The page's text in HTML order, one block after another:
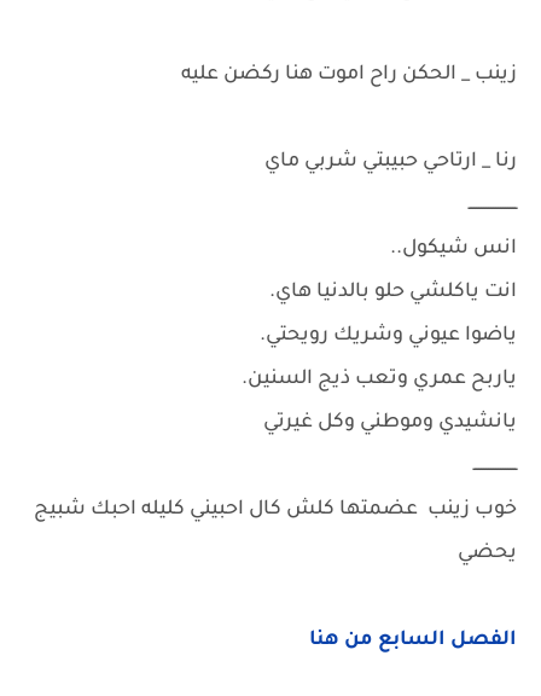
زينب _ الحكن راح اموت هنا ركضن عليه
رنا _ ارتاحي حبيبتي شربي ماي
ــــــــــــــــــــ
انس شيكول..
انت ياكلشي حلو بالدنيا هاي.
ياضوا عيوني وشريك رويحتي.
ياربح عمري وتعب ذيج السنين.
يانشيدي وموطني وكل غيرتي
ــــــــــــــــــ
خوب زينب عضمتها كلش كال احبيني كليله احبك شبيج
يحضي
الفصل السابع من هنا